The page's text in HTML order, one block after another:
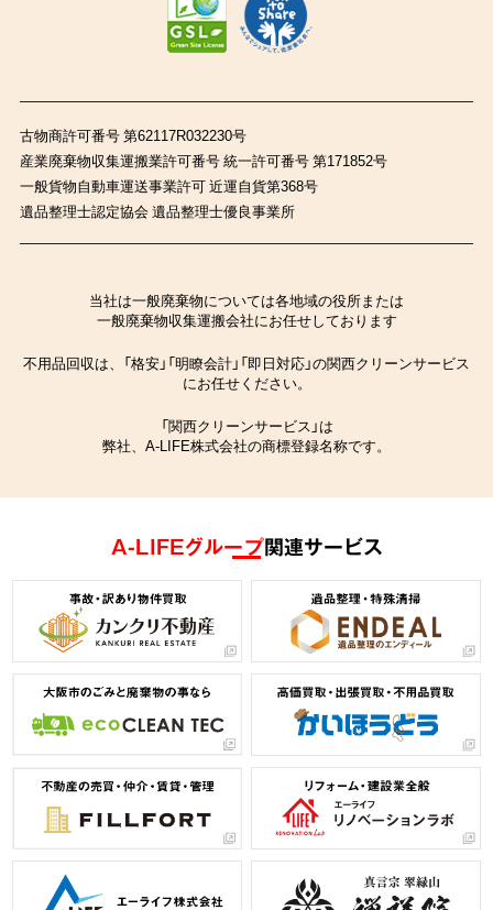
古物商許可番号 第62117R032230号
産業廃棄物収集運搬業許可番号 統一許可番号 第171852号
一般貨物自動車運送事業許可 近運自貨第368号
遺品整理士認定協会 遺品整理士優良事業所
当社は一般廃棄物については各地域の役所または
一般廃棄物収集運搬会社にお任せしております
不用品回収は、「格安」「明瞭会計」「即日対応」の関西クリーンサービス
にお任せください。
「関西クリーンサービス」は
弊社、A-LIFE株式会社の商標登録名称です。
A-LIFEグループ関連サービス